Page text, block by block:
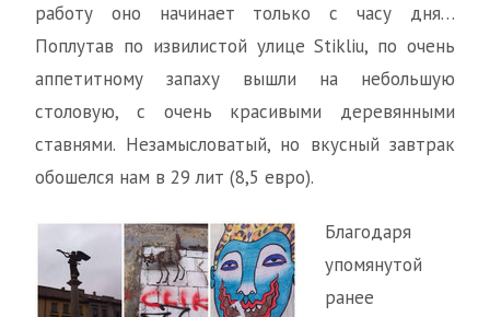
работу оно начинает только с часу дня…
Поплутав по извилистой улице Stikliu, по очень
аппетитному запаху вышли на небольшую
столовую, с очень красивыми деревянными
ставнями. Незамысловатый, но вкусный завтрак
обошелся нам в 29 лит (8,5 евро).
Благодаря
упомянутой
ранее